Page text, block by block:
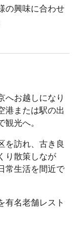
の興味に合わせ
へお越しになり
港または駅の出
光へ。
を訪れ、古き良
り散策しなが
常生活を間近で
有名老舗レスト